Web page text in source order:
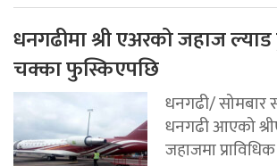
धनगढीमा श्री एअरको जहाज ल्याड
चक्का फुस्किएपछि
धनगढी/ सोमबार
धनगढी आएको
जहाजमा